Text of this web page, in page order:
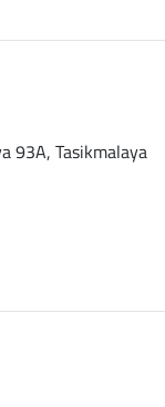
93A, Tasikmalaya